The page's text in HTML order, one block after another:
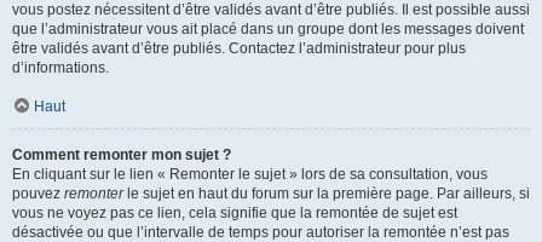
vous postez nécessitent d’être validés avant d’être publiés. Il est possible aussi
que l’administrateur vous ait placé dans un groupe dont les messages doivent
être validés avant d’être publiés. Contactez l’administrateur pour plus
d’informations.
Haut
Comment remonter mon sujet ?
En cliquant sur le lien « Remonter le sujet » lors de sa consultation, vous
pouvez remonterle sujet en haut du forum sur la première page. Par ailleurs, si
vous ne voyez pas ce lien, cela signifie que la remontée de sujet est
désactivée ou que l’intervalle de temps pour autoriser la remontée n’est pas